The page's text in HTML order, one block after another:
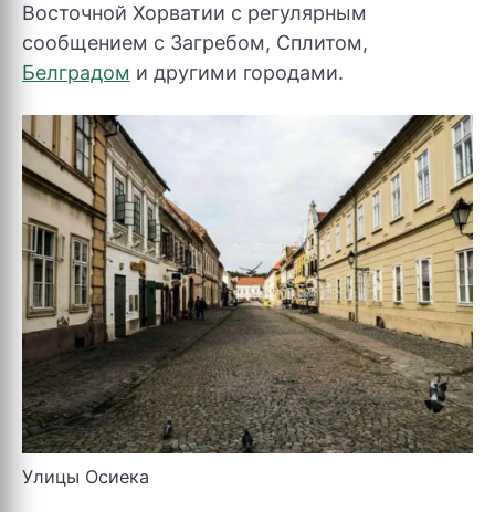
Восточной Хорватии с регулярным
сообщением с Загребом, Сплитом,
Белградом и другими городами.
Улицы Осиека